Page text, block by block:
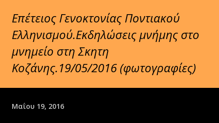
Επέτειος Γενοκτονίας Ποντιακού
Ελληνισμού.Εκδηλώσεις μνήμης στο
μνημείο στη Σκητη
Κοζάνης.19/05/2016 (φωτογραφίες)
Μαΐου 19, 2016